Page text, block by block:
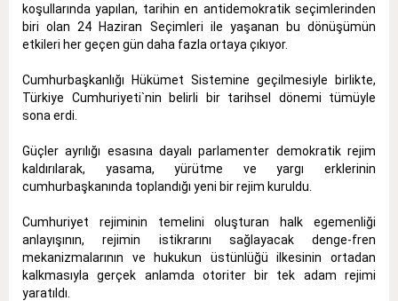
koşullarında yapılan, tarihin en antidemokratik seçimlerinden
biri olan 24 Haziran Seçimleri ile yaşanan bu dönüşümün
etkileri her geçen gün daha fazla ortaya çıkıyor.
Cumhurbaşkanlığı Hükümet Sistemine geçilmesiyle birlikte,
Türkiye Cumhuriyeti`nin belirli bir tarihsel dönemi tümüyle
sona erdi.
Güçler ayrılığı esasına dayalı parlamenter demokratik rejim
kaldırılarak, yasama, yürütme ve yargı erklerinin
cumhurbaşkanında toplandığı yeni bir rejim kuruldu.
Cumhuriyet rejiminin temelini oluşturan halk egemenliği
anlayışının, rejimin istikrarını sağlayacak denge-fren
mekanizmalarının ve hukukun üstünlüğü ilkesinin ortadan
kalkmasıyla gerçek anlamda otoriter bir tek adam rejimi
yaratıldı.